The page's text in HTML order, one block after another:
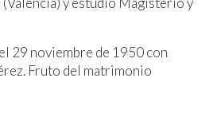
29 noviembre de 1950 con
Fruto del matrimonio